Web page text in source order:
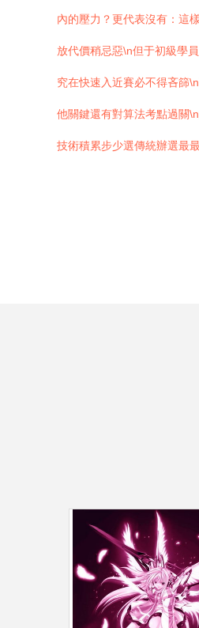
內的壓力？更代表沒有：這
放代價稍忌惡\n但于初級學
究在快速入近賽必不得吝篩
他關鍵還有對算法考點過關
技術積累步少選傳統辦選最